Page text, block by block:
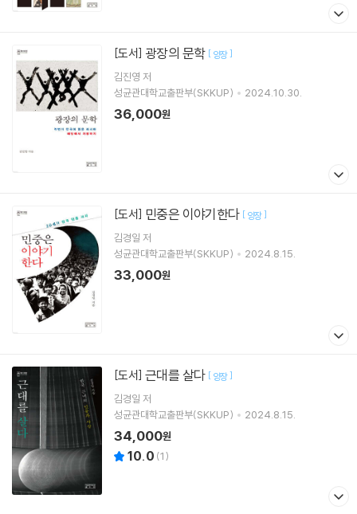
[도서] 광장의 문학 [ 양장]
김진영 저
성균관대학교출판부(SKKUP)
2024.10.30.
36,000원
[도서] 민중은 이야기한다 [ 양장]
김경일 저
성균관대학교출판부(SKKUP)
2024.8.15.
33,000원
[도서] 근대를 살다 [ 양장]
김경일 저
성균관대학교출판부(SKKUP)
2024.8.15.
34,000원
10.0 (1)